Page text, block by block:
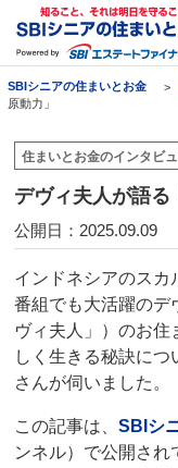
SBIシニアの住まいとお金
原動力」
住まいとお金のインタビ
デヴィ夫人が語る
公開日：2025.09.09
インドネシアのスカ
番組でも大活躍のデ
ヴィ夫人」）のお住
しく生きる秘訣に
さんが伺いました。
この記事は、SBIシ
ンネル）で公開され